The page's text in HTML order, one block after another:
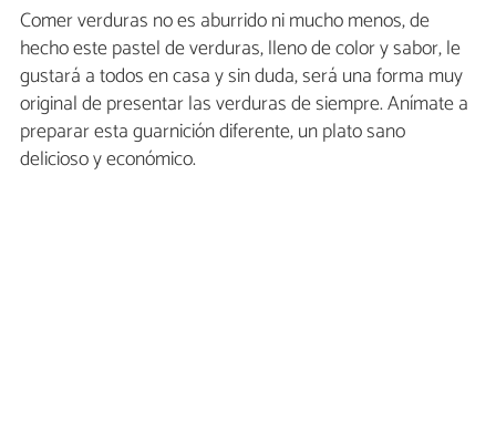
Comer verduras no es aburrido ni mucho menos, de
hecho este pastel de verduras, lleno de color y sabor, le
gustará a todos en casa y sin duda, será una forma muy
original de presentar las verduras de siempre. Anímate a
preparar esta guarnición diferente, un plato sano
delicioso y económico.